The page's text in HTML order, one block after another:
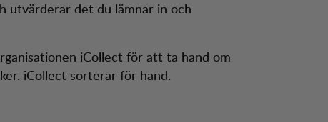
utvärderar det du lämnar in och
iCollect för att ta hand om
iCollect sorterar för hand.